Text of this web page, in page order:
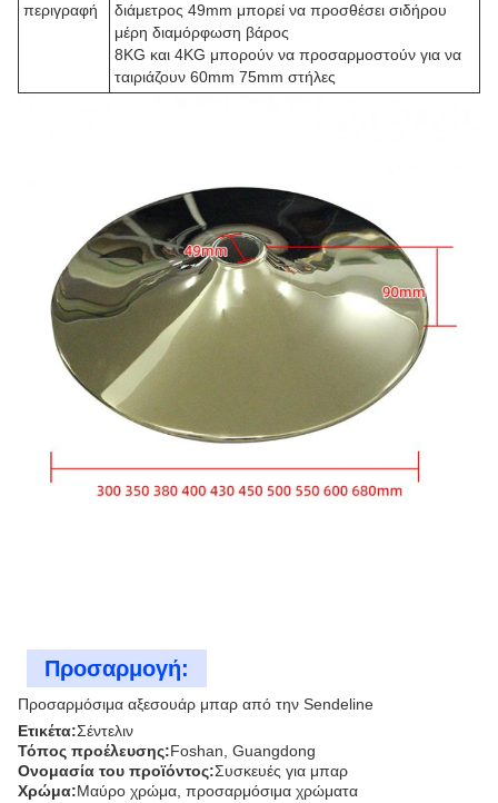
περιγραφή
διάμετρος 49mm μπορεί να προσθέσει σιδήρου
μέρη διαμόρφωση βάρος
8KG και 4KG μπορούν να προσαρμοστούν για να
ταιριάζουν 60mm 75mm στήλες
Προσαρμογή:
Προσαρμόσιμα αξεσουάρ μπαρ από την Sendeline
Ετικέτα:Σέντελιν
Τόπος προέλευσης:Foshan, Guangdong
Ονομασία του προϊόντος:Συσκευές για μπαρ
Χρώμα:Μαύρο χρώμα, προσαρμόσιμα χρώματα